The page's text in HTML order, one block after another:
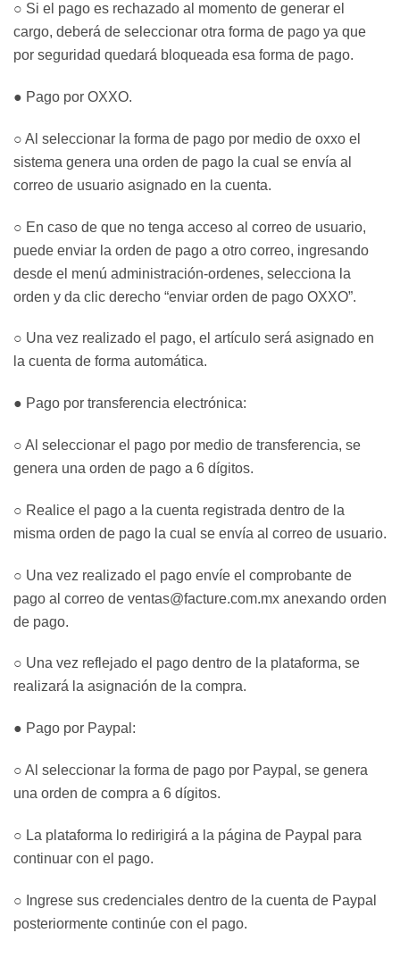
○ Si el pago es rechazado al momento de generar el
cargo, deberá de seleccionar otra forma de pago ya que
por seguridad quedará bloqueada esa forma de pago.
● Pago por OXXO.
○ Al seleccionar la forma de pago por medio de oxxo el
sistema genera una orden de pago la cual se envía al
correo de usuario asignado en la cuenta.
○ En caso de que no tenga acceso al correo de usuario,
puede enviar la orden de pago a otro correo, ingresando
desde el menú administración-ordenes, selecciona la
orden y da clic derecho “enviar orden de pago OXXO”.
○ Una vez realizado el pago, el artículo será asignado en
la cuenta de forma automática.
● Pago por transferencia electrónica:
○ Al seleccionar el pago por medio de transferencia, se
genera una orden de pago a 6 dígitos.
○ Realice el pago a la cuenta registrada dentro de la
misma orden de pago la cual se envía al correo de usuario.
○ Una vez realizado el pago envíe el comprobante de
pago al correo de ventas@facture.com.mx anexando orden
de pago.
○ Una vez reflejado el pago dentro de la plataforma, se
realizará la asignación de la compra.
● Pago por Paypal:
○ Al seleccionar la forma de pago por Paypal, se genera
una orden de compra a 6 dígitos.
○ La plataforma lo redirigirá a la página de Paypal para
continuar con el pago.
○ Ingrese sus credenciales dentro de la cuenta de Paypal
posteriormente continúe con el pago.